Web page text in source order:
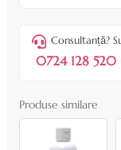
Consultanță?
0724 128 520
Produse similare